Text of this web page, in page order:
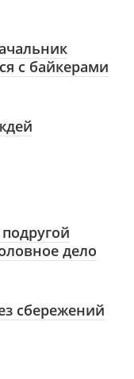
с байкерами
дело
сбережений